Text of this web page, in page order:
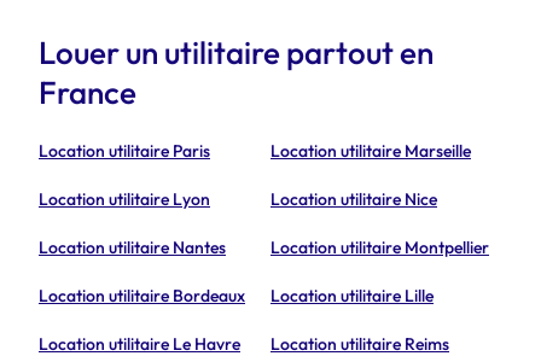
Louer un utilitaire partout en
France
Location utilitaire Paris Location utilitaire Marseille
Location utilitaire Lyon Location utilitaire Nice
Location utilitaire Nantes Location utilitaire Montpellier
Location utilitaire Bordeaux Location utilitaire Lille
Location utilitaire Le Havre Location utilitaire Reims